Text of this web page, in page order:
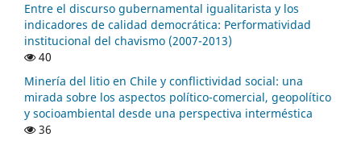
Entre el discurso gubernamental igualitarista y los
indicadores de calidad democrática: Performatividad
institucional del chavismo (2007-2013)
40
Minería del litio en Chile y conflictividad social: una
mirada sobre los aspectos político-comercial, geopolítico
y socioambiental desde una perspectiva interméstica
36